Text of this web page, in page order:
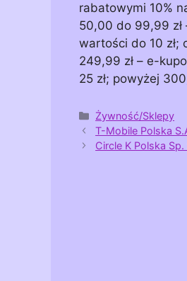
rabatowymi 10%
50,00 do 99,99 zł
wartości do 10 zł;
249,99 zł – e-
25 zł; powyżej
Kategorie
Żywność/Sklepy
T-Mobile Polska
Circle K Polska